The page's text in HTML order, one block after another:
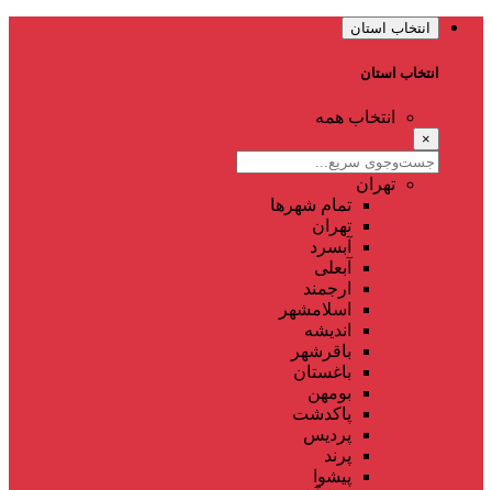
انتخاب استان
انتخاب استان
انتخاب همه
×
تهران
تمام شهر‌ها
تهران
آبسرد
آبعلی
ارجمند
اسلامشهر
اندیشه
باقرشهر
باغستان
بومهن
پاکدشت
پردیس
پرند
پیشوا